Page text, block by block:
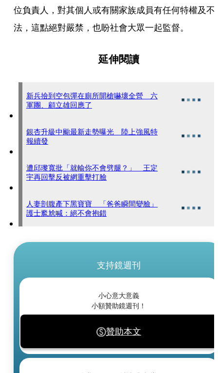
位負責人，對其個人或有關家族成員有任何特權及不
法，這點絕對嚴禁，也盼社會大眾一起監督。
延伸閱讀
新兵撿到空包彈在廁所開槍嚇壞全營 六
軍團、顧立雄回應了
銀杏升級中颱最新走勢曝光 陸上強風特
報續發
遭邱瓈寬批「就輸你不會劈腿？」 王定
宇再回擊反被網重擊打臉
人妻剖腹產下黑寶寶 「爸爸瞬間變臉」
護士尷尬喊：絕不會抱錯
支持鏡週刊
小心意大意義
小額贊助鏡週刊！
贊助本文